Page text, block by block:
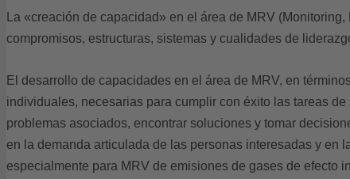
La «creación de capacidad» en el área de MRV
compromisos, estructuras, sistemas y cualidades de
El desarrollo de capacidades en el área de MRV, en
individuales, necesarias para cumplir con éxito las tareas
problemas asociados, encontrar soluciones y tomar
en la demanda articulada de las personas interesadas y en
especialmente para MRV de emisiones de gases de efecto